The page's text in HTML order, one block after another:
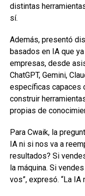
distintas
sí.
Además, presentó
basados en IA que
empresas, desde
ChatGPT, Gemini,
específicas capaces
construir
propias de
Para Cwaik, la
IA ni si nos va a
resultados? Si
la máquina. Si
vos”, expresó. “La IA